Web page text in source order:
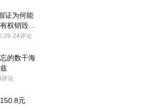
证为何能
权销毁胚
24评论
的数千海
评论
元